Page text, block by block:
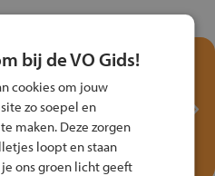
kennis met het
Fiets Veilig Verkeersspel
Cortina-fiets!
bij de VO Gids!
cookies om jouw
zo soepel en
maken. Deze zorgen
loopt en staan
ons groen licht geeft